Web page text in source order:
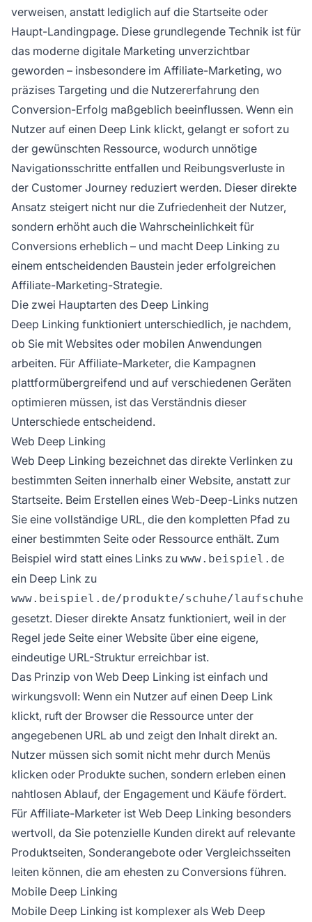
verweisen, anstatt lediglich auf die Startseite oder
Haupt-Landingpage. Diese grundlegende Technik ist für
das moderne digitale Marketing unverzichtbar
geworden – insbesondere im Affiliate-Marketing, wo
präzises Targeting und die Nutzererfahrung den
Conversion-Erfolg maßgeblich beeinflussen. Wenn ein
Nutzer auf einen Deep Link klickt, gelangt er sofort zu
der gewünschten Ressource, wodurch unnötige
Navigationsschritte entfallen und Reibungsverluste in
der Customer Journey reduziert werden. Dieser direkte
Ansatz steigert nicht nur die Zufriedenheit der Nutzer,
sondern erhöht auch die Wahrscheinlichkeit für
Conversions erheblich – und macht Deep Linking zu
einem entscheidenden Baustein jeder erfolgreichen
Affiliate-Marketing-Strategie.
Die zwei Hauptarten des Deep Linking
Deep Linking funktioniert unterschiedlich, je nachdem,
ob Sie mit Websites oder mobilen Anwendungen
arbeiten. Für Affiliate-Marketer, die Kampagnen
plattformübergreifend und auf verschiedenen Geräten
optimieren müssen, ist das Verständnis dieser
Unterschiede entscheidend.
Web Deep Linking
Web Deep Linking bezeichnet das direkte Verlinken zu
bestimmten Seiten innerhalb einer Website, anstatt zur
Startseite. Beim Erstellen eines Web-Deep-Links nutzen
Sie eine vollständige URL, die den kompletten Pfad zu
einer bestimmten Seite oder Ressource enthält. Zum
Beispiel wird statt eines Links zu www.beispiel.de
ein Deep Link zu
www.beispiel.de/produkte/schuhe/laufschuhe
gesetzt. Dieser direkte Ansatz funktioniert, weil in der
Regel jede Seite einer Website über eine eigene,
eindeutige URL-Struktur erreichbar ist.
Das Prinzip von Web Deep Linking ist einfach und
wirkungsvoll: Wenn ein Nutzer auf einen Deep Link
klickt, ruft der Browser die Ressource unter der
angegebenen URL ab und zeigt den Inhalt direkt an.
Nutzer müssen sich somit nicht mehr durch Menüs
klicken oder Produkte suchen, sondern erleben einen
nahtlosen Ablauf, der Engagement und Käufe fördert.
Für Affiliate-Marketer ist Web Deep Linking besonders
wertvoll, da Sie potenzielle Kunden direkt auf relevante
Produktseiten, Sonderangebote oder Vergleichsseiten
leiten können, die am ehesten zu Conversions führen.
Mobile Deep Linking
Mobile Deep Linking ist komplexer als Web Deep